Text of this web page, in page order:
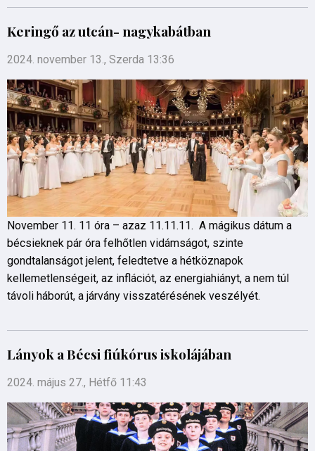
Keringő az utcán- nagykabátban
2024. november 13., Szerda 13:36
November 11. 11 óra – azaz 11.11.11. A mágikus dátum a
bécsieknek pár óra felhőtlen vidámságot, szinte
gondtalanságot jelent, feledtetve a hétköznapok
kellemetlenségeit, az inflációt, az energiahiányt, a nem túl
távoli háborút, a járvány visszatérésének veszélyét.
Lányok a Bécsi fiúkórus iskolájában
2024. május 27., Hétfő 11:43